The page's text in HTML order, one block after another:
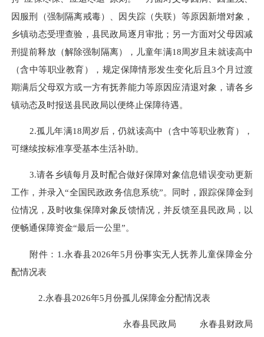
因服刑（强制隔离戒毒）、因失踪（失联）等原因新增对象，
乡镇动态受理查验，县民政局逐月审批；另一方面对父母因减
刑提前释放（解除强制隔离），儿童年满18周岁且未就读高中
（含中等职业教育），规定保障情形发生变化后且3个月过渡
期满后父母双方或一方有抚养能力等原因应清退对象，请各乡
镇动态及时报送县民政局以便终止保障待遇。
2.孤儿年满18周岁后，仍就读高中（含中等职业教育），
可继续按标准享受基本生活补助。
3.请各乡镇每月及时配合做好保障对象信息错误变动更新
工作，并录入“全国民政政务信息系统”。同时，跟踪保障金到
位情况，及时收集保障对象反馈情况，并反馈至县民政局，以
便畅通保障资金“最后一公里”。
附件：1.永春县2026年5月份事实无人抚养儿童保障金分
配情况表
2.永春县2026年5月份孤儿保障金分配情况表
永春县民政局 永春县财政局